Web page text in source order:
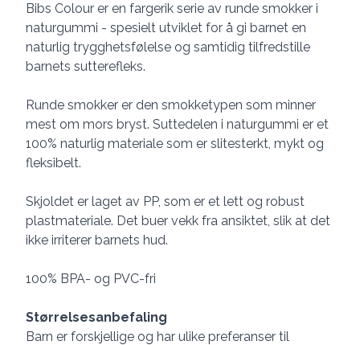
Description
Bibs Colour er en fargerik serie av runde smokker i
naturgummi - spesielt utviklet for å gi barnet en
naturlig trygghetsfølelse og samtidig tilfredstille
barnets sutterefleks.
Runde smokker er den smokketypen som minner
mest om mors bryst. Suttedelen i naturgummi er et
100% naturlig materiale som er slitesterkt, mykt og
fleksibelt.
Skjoldet er laget av PP, som er et lett og robust
plastmateriale. Det buer vekk fra ansiktet, slik at det
ikke irriterer barnets hud.
100% BPA- og PVC-fri
Størrelsesanbefaling
Barn er forskjellige og har ulike preferanser til